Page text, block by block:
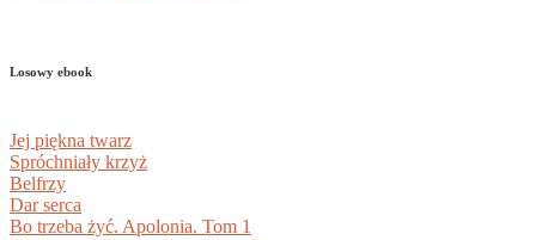
Losowy ebook
Jej piękna twarz
Spróchniały krzyż
Belfrzy
Dar serca
Bo trzeba żyć. Apolonia. Tom 1